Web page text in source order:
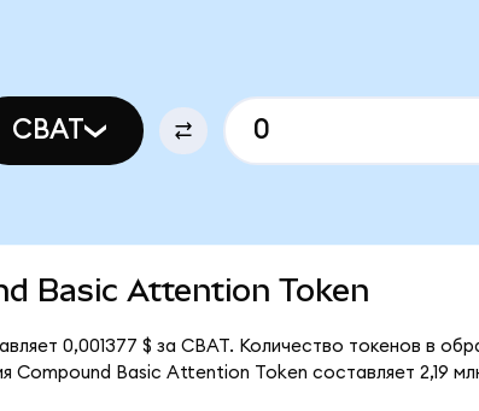
CBAT
Basic Attention Token
0,001377 $ за CBAT. Количество токенов в
Compound Basic Attention Token составляет 2,19